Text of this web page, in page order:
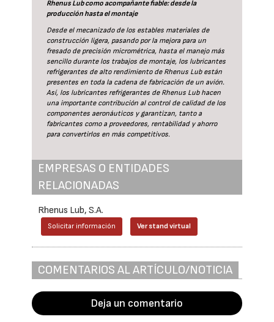
Rhenus Lub como acompañante fiable: desde la
producción hasta el montaje
Desde el mecanizado de los estables materiales de
construcción ligera, pasando por la mejora para un
fresado de precisión micrométrica, hasta el manejo más
sencillo durante los trabajos de montaje, los lubricantes
refrigerantes de alto rendimiento de Rhenus Lub están
presentes en toda la cadena de fabricación de un avión.
Así, los lubricantes refrigerantes de Rhenus Lub hacen
una importante contribución al control de calidad de los
componentes aeronáuticos y garantizan, tanto a
fabricantes como a proveedores, rentabilidad y ahorro
para convertirlos en más competitivos.
EMPRESAS O ENTIDADES
RELACIONADAS
Rhenus Lub, S.A.
Solicitar información Ver stand virtual
COMENTARIOS AL ARTÍCULO/NOTICIA
Deja un comentario